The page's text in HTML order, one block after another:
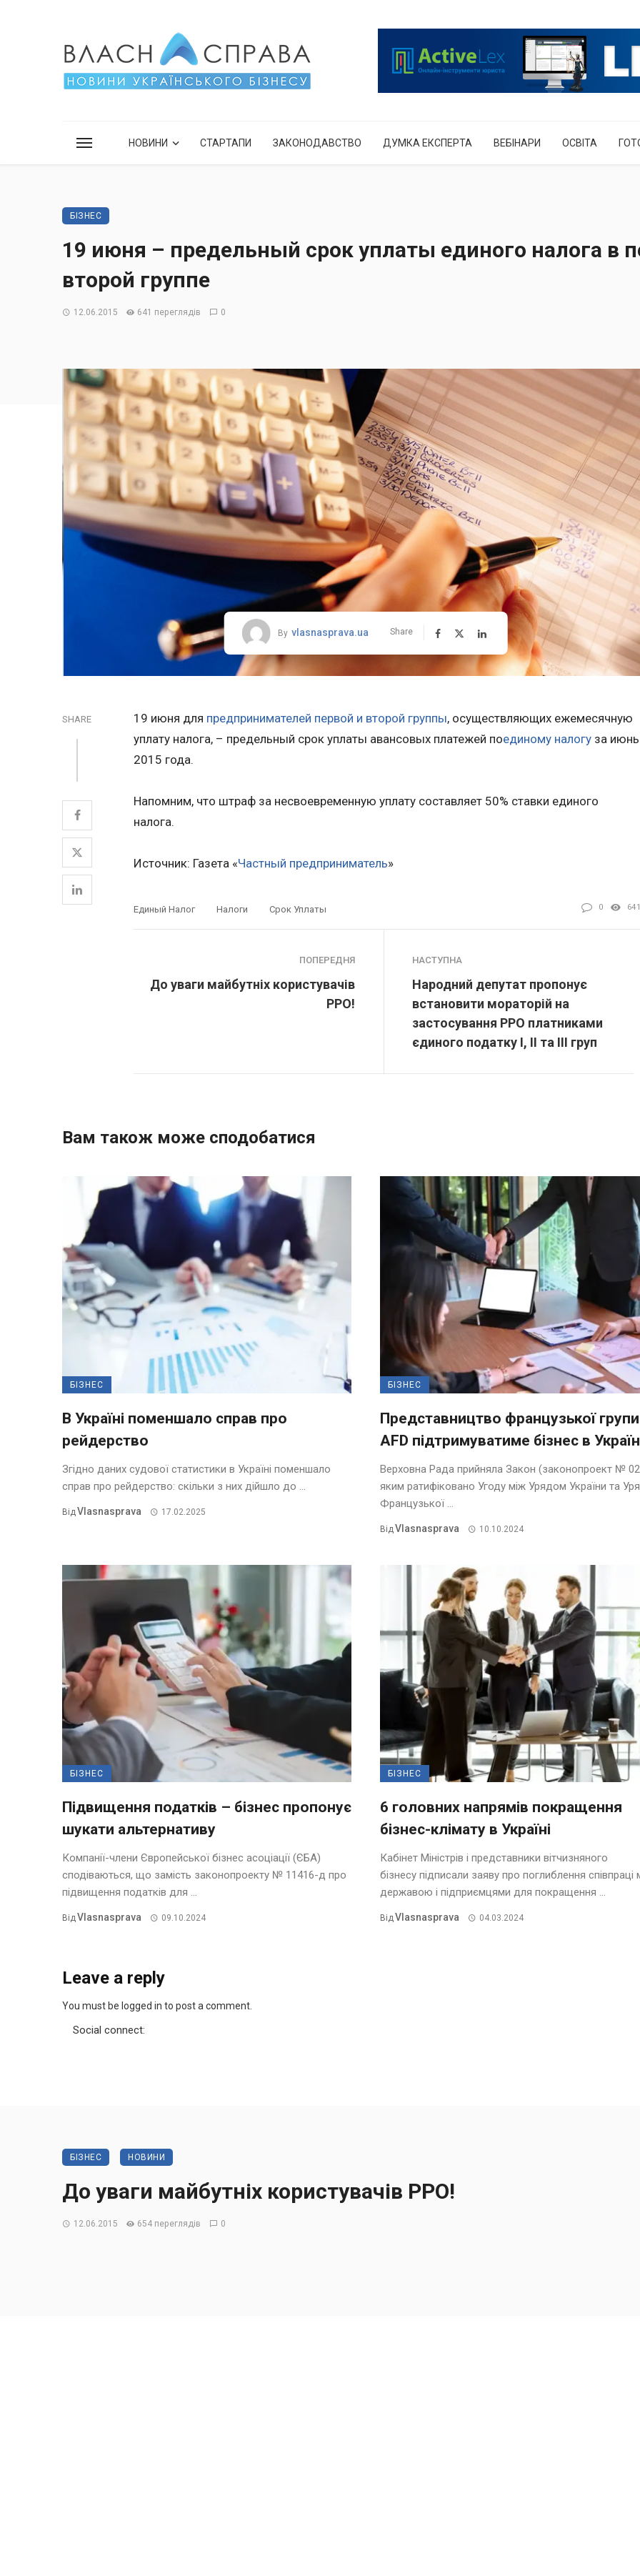
НОВИНИ СТАРТАПИ ЗАКОНОДАВСТВО ДУМКА ЕКСПЕРТА ВЕБІНАРИ ОСВІТА
БІЗНЕС
19 июня – предельный срок уплаты единого налога в
второй группе
12.06.2015 641 переглядів 0
By vlasnasprava.ua Share
SHARE 19 июня для предпринимателей первой и второй группы, осуществляющих ежемесячную
уплату налога, – предельный срок уплаты авансовых платежей поединому налогу за июнь
2015 года.
Напомним, что штраф за несвоевременную уплату составляет 50% ставки единого
налога.
Источник: Газета «Частный предприниматель»
Единый Налог Налоги Срок Уплаты 0 641
ПОПЕРЕДНЯ
До уваги майбутніх користувачів
РРО!
НАСТУПНА
Народний депутат пропонує
встановити мораторій на
застосування РРО платниками
єдиного податку І, ІІ та ІІІ груп
Вам також може сподобатися
БІЗНЕС
В Україні поменшало справ про
рейдерство
Згідно даних судової статистики в Україні поменшало
справ про рейдерство: скільки з них дійшло до ...
ВідVlasnasprava 17.02.2025
БІЗНЕС
Представництво французької групи
AFD підтримуватиме бізнес в
Верховна Рада прийняла Закон (законопроект №
яким ратифіковано Угоду між Урядом України та
Французької ...
ВідVlasnasprava 10.10.2024
БІЗНЕС
Підвищення податків – бізнес пропонує
шукати альтернативу
Компанії-члени Європейської бізнес асоціації (ЄБА)
сподіваються, що замість законопроекту № 11416-д про
підвищення податків для ...
ВідVlasnasprava 09.10.2024
БІЗНЕС
6 головних напрямів покращення
бізнес-клімату в Україні
Кабінет Міністрів і представники вітчизняного
бізнесу підписали заяву про поглиблення співпраці
державою і підприємцями для покращення ...
ВідVlasnasprava 04.03.2024
Leave a reply
You must be logged in to post a comment.
Social connect:
БІЗНЕС НОВИНИ
До уваги майбутніх користувачів РРО!
12.06.2015 654 переглядів 0